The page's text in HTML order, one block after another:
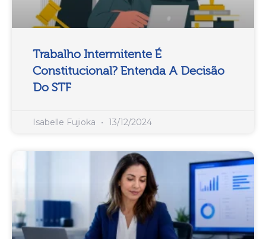
Trabalho Intermitente É
Constitucional? Entenda A Decisão
Do STF
Isabelle Fujioka 13/12/2024